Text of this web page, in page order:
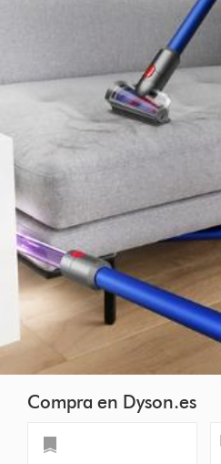
Compra en Dyson.es